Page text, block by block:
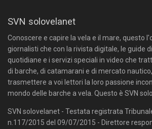
SVN solovelanet
Conoscere e capire la vela e il mare, questo
giornalisti che con la rivista digitale, le guide
quotidiane e i servizi speciali in video che
di barche, di catamarani e di mercato
trasmettere a voi lettori la loro passione
mondo delle barche a vela. Questo è SVN
SVN solovelanet - Testata registrata
n.117/2015 del 09/07/2015 - Direttore